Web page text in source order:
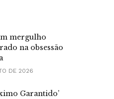
mergulho
na obsessão
DE 2026
Garantido’